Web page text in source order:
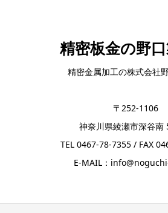
精密板金の野
精密金属加工の株式会社
〒252-1106
神奈川県綾瀬市深谷南
TEL 0467-78-7355 / FAX
E-MAIL：